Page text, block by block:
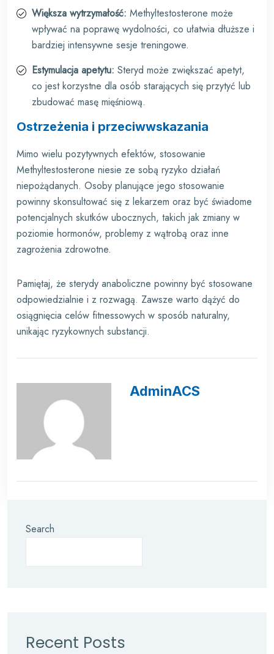
Większa wytrzymałość: Methyltestosterone może
wpływać na poprawę wydolności, co ułatwia dłuższe i
bardziej intensywne sesje treningowe.
Estymulacja apetytu: Steryd może zwiększać apetyt,
co jest korzystne dla osób starających się przytyć lub
zbudować masę mięśniową.
Ostrzeżenia i przeciwwskazania
Mimo wielu pozytywnych efektów, stosowanie
Methyltestosterone niesie ze sobą ryzyko działań
niepożądanych. Osoby planujące jego stosowanie
powinny skonsultować się z lekarzem oraz być świadome
potencjalnych skutków ubocznych, takich jak zmiany w
poziomie hormonów, problemy z wątrobą oraz inne
zagrożenia zdrowotne.
Pamiętaj, że sterydy anaboliczne powinny być stosowane
odpowiedzialnie i z rozwagą. Zawsze warto dążyć do
osiągnięcia celów fitnessowych w sposób naturalny,
unikając ryzykownych substancji.
AdminACS
Search
Recent Posts